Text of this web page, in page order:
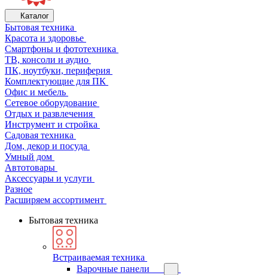
Каталог
Бытовая техника
Красота и здоровье
Смартфоны и фототехника
ТВ, консоли и аудио
ПК, ноутбуки, периферия
Комплектующие для ПК
Офис и мебель
Сетевое оборудование
Отдых и развлечения
Инструмент и стройка
Садовая техника
Дом, декор и посуда
Умный дом
Автотовары
Аксессуары и услуги
Разное
Расширяем ассортимент
Бытовая техника
Встраиваемая техника
Варочные панели